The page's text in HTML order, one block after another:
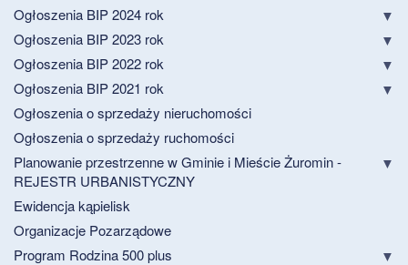
Ogłoszenia BIP 2024 rok
Ogłoszenia BIP 2023 rok
Ogłoszenia BIP 2022 rok
Ogłoszenia BIP 2021 rok
Ogłoszenia o sprzedaży nieruchomości
Ogłoszenia o sprzedaży ruchomości
Planowanie przestrzenne w Gminie i Mieście Żuromin -
REJESTR URBANISTYCZNY
Ewidencja kąpielisk
Organizacje Pozarządowe
Program Rodzina 500 plus